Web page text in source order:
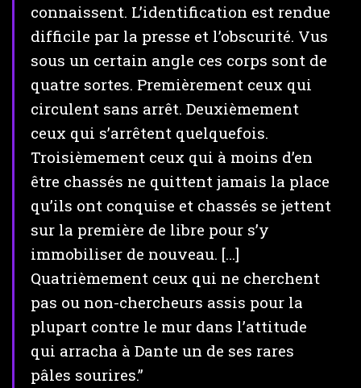
connaissent. L’identification est rendue
difficile par la presse et l’obscurité. Vus
sous un certain angle ces corps sont de
quatre sortes. Premièrement ceux qui
circulent sans arrêt. Deuxièmement
ceux qui s’arrêtent quelquefois.
Troisièmement ceux qui à moins d’en
être chassés ne quittent jamais la place
qu’ils ont conquise et chassés se jettent
sur la première de libre pour s’y
immobiliser de nouveau. […]
Quatrièmement ceux qui ne cherchent
pas ou non-chercheurs assis pour la
plupart contre le mur dans l’attitude
qui arracha à Dante un de ses rares
pâles sourires.”